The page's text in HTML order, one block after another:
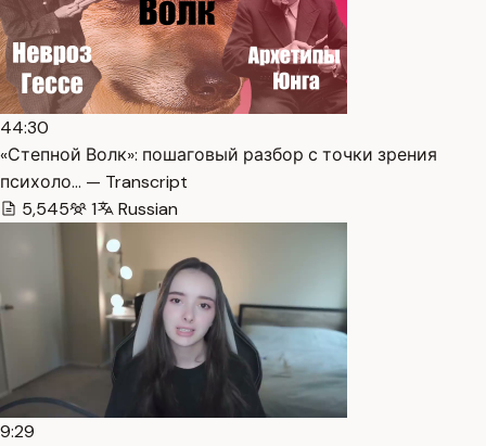
44:30
«Степной Волк»: пошаговый разбор с точки зрения
психоло… — Transcript
5,545
1 Russian
9:29